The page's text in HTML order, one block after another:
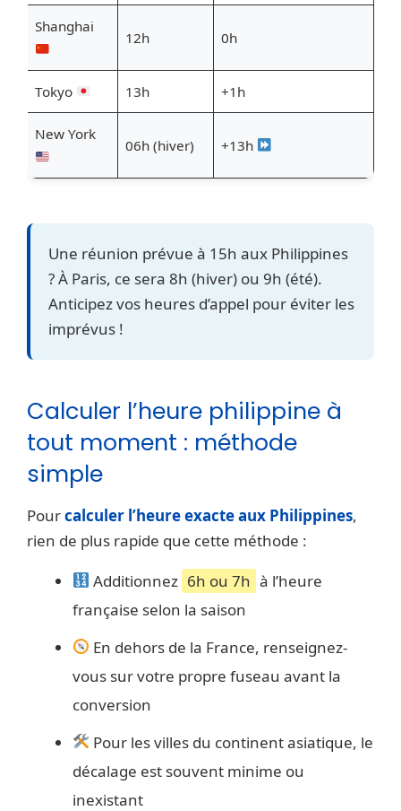
Shanghai
12h 0h
Tokyo 13h +1h
New York
06h (hiver) +13h
Une réunion prévue à 15h aux Philippines
? À Paris, ce sera 8h (hiver) ou 9h (été).
Anticipez vos heures d’appel pour éviter les
imprévus !
Calculer l’heure philippine à
tout moment : méthode
simple
Pourcalculer l’heure exacte aux Philippines,
rien de plus rapide que cette méthode :
Additionnez 6h ou 7h à l’heure
française selon la saison
En dehors de la France, renseignez-
vous sur votre propre fuseau avant la
conversion
Pour les villes du continent asiatique, le
décalage est souvent minime ou
inexistant